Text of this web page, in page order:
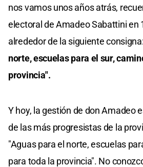
nos vamos unos años atrás,
electoral de Amadeo Sabattini en
alrededor de la siguiente consigna:
norte, escuelas para el sur,
provincia".
Y hoy, la gestión de don Amadeo
de las más progresistas de la
"Aguas para el norte, escuelas
para toda la provincia". No